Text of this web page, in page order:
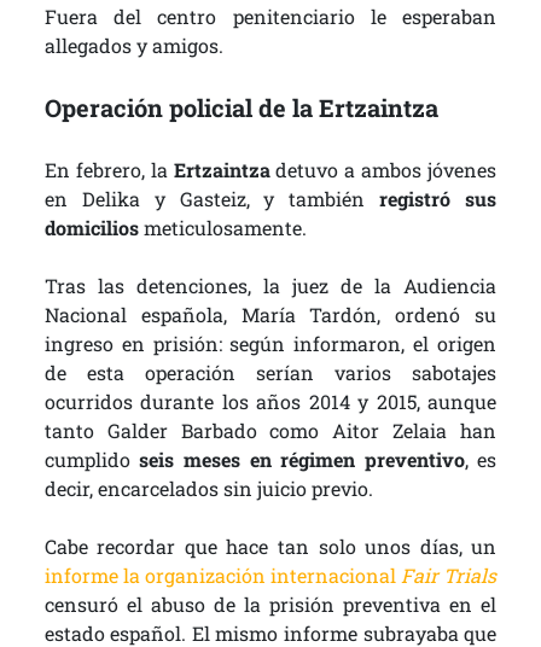
Fuera del centro penitenciario le esperaban
allegados y amigos.
Operación policial de la Ertzaintza
En febrero, la Ertzaintzadetuvo a ambos jóvenes
en Delika y Gasteiz, y tambiénregistró sus
domiciliosmeticulosamente.
Tras las detenciones, la juez de la Audiencia
Nacional española, María Tardón, ordenó su
ingreso en prisión: según informaron, el origen
de esta operación serían varios sabotajes
ocurridos durante los años 2014 y 2015, aunque
tanto Galder Barbado como Aitor Zelaia han
cumplidoseis meses en régimen preventivo, es
decir, encarcelados sin juicio previo.
Cabe recordar que hace tan solo unos días, un
informe la organización internacional Fair Trials
censuró el abuso de la prisión preventiva en el
estado español. El mismo informe subrayaba que